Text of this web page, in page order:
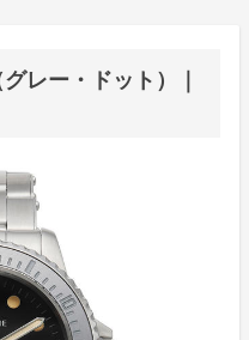
レー・ドット）｜